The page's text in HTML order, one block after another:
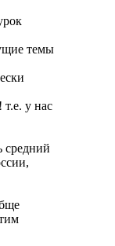
темы
у нас
средний